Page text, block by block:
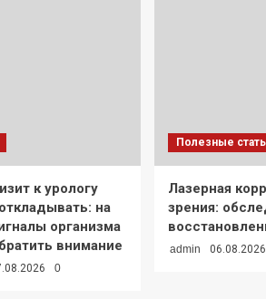
к урологу
на
организма
внимание
0
Полезные
Лазерная
зрения:
admin 06.08.2026